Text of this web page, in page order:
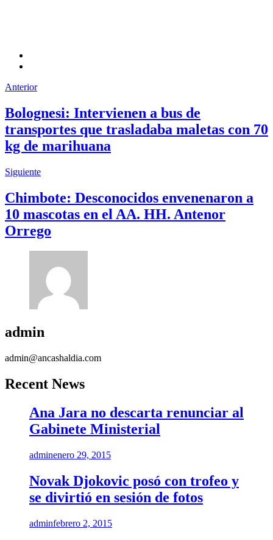
Anterior
Bolognesi: Intervienen a bus de
transportes que trasladaba maletas con 70
kg de marihuana
Siguiente
Chimbote: Desconocidos envenenaron a
10 mascotas en el AA. HH. Antenor
Orrego
admin
admin@ancashaldia.com
Recent News
Ana Jara no descarta renunciar al
Gabinete Ministerial
adminenero 29, 2015
Novak Djokovic posó con trofeo y
se divirtió en sesión de fotos
adminfebrero 2, 2015